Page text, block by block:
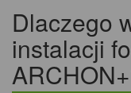
Dlaczego
instalacji